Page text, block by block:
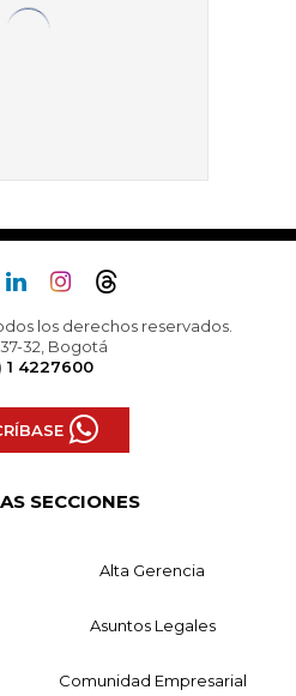
los derechos reservados.
37-32, Bogotá
1 4227600
SECCIONES
Alta Gerencia
Asuntos Legales
Comunidad Empresarial